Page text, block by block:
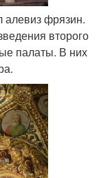
алевиз фрязин.
второго
палаты. В них